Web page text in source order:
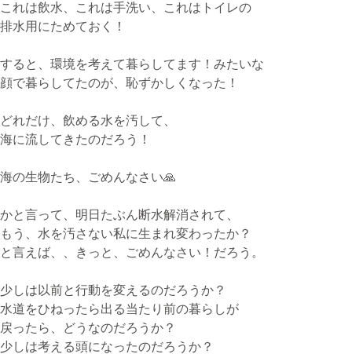
ピアノ教室について
080-3853-1074
これは飲水、これは手洗い、これはトイレの
排水用にためておく！
すると、環境を考えて暮らしてます！みたいな
顔で暮らしてたのが、恥ずかしくなった！
どれだけ、飲める水を汚して、
海に流してきたのだろう！
海の生物たち、ごめんなさい🙏
かと言って、明日たぶん断水解消されて、
もう、水を汚さない私に生まれ変わったか？
と言えば、、きっと、ごめんなさい！だろう。
少しは以前と行動を変えるのだろうか？
水道をひねったら出る当たり前の暮らしが
戻ったら、どうなのだろうか？
少しは考える頭になったのだろうか？